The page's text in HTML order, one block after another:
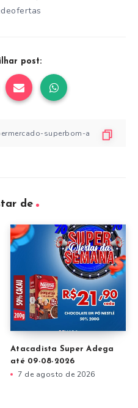
post:
de
Atacadista Super Adega
até 09-08-2026
7 de agosto de 2026